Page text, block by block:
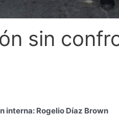
sin
interna: Rogelio Díaz Brown